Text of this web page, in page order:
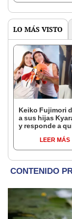
LO MÁS VISTO
Keiko Fujimori
a sus hijas
y responde a
“No pueden
LEER MÁS